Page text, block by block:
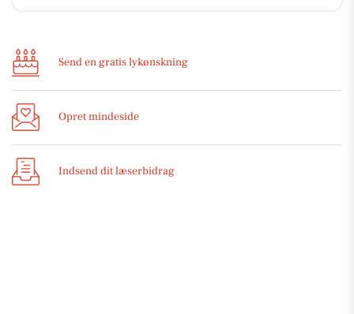
Send en gratis lykønskning
Opret mindeside
Indsend dit læserbidrag